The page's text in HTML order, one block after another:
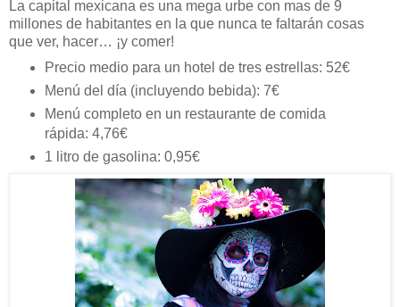
La capital mexicana es una mega urbe con mas de 9
millones de habitantes en la que nunca te faltarán cosas
que ver, hacer… ¡y comer!
Precio medio para un hotel de tres estrellas: 52€
Menú del día (incluyendo bebida): 7€
Menú completo en un restaurante de comida
rápida: 4,76€
1 litro de gasolina: 0,95€